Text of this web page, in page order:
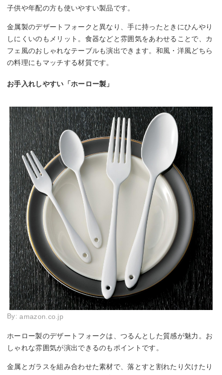
子供や年配の方も使いやすい製品です。
金属製のデザートフォークと異なり、手に持ったときにひんやり
しにくいのもメリット。食器などと雰囲気をあわせることで、カ
フェ風のおしゃれなテーブルも演出できます。和風・洋風どちら
の料理にもマッチする材質です。
お手入れしやすい「ホーロー製」
By:amazon.co.jp
ホーロー製のデザートフォークは、つるんとした質感が魅力。お
しゃれな雰囲気が演出できるのもポイントです。
金属とガラスを組み合わせた素材で、落とすと割れたり欠けたり